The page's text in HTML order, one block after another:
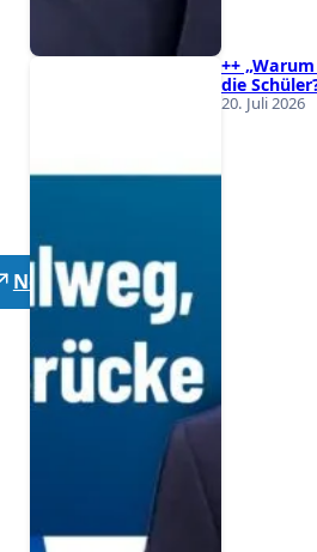
Neutrale Lehrer
++
die
20. Juli 2026